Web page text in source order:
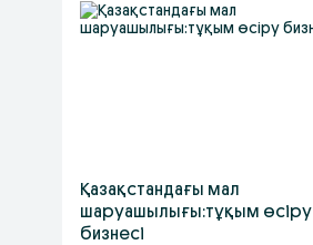
Қазақстандағы мал
шаруашылығы:тұқым өсіру
бизнесі